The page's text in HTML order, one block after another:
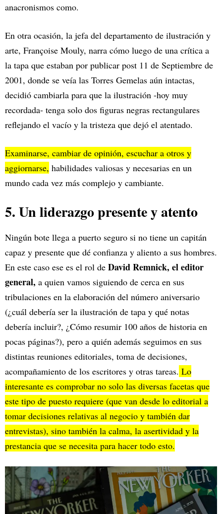
anacronismos como.
En otra ocasión, la jefa del departamento de ilustración y
arte, Françoise Mouly, narra cómo luego de una crítica a
la tapa que estaban por publicar post 11 de Septiembre de
2001, donde se veía las Torres Gemelas aún intactas,
decidió cambiarla para que la ilustración -hoy muy
recordada- tenga solo dos figuras negras rectangulares
reflejando el vacío y la tristeza que dejó el atentado.
Examinarse, cambiar de opinión, escuchar a otros y
aggiornarse, habilidades valiosas y necesarias en un
mundo cada vez más complejo y cambiante.
5. Un liderazgo presente y atento
Ningún bote llega a puerto seguro si no tiene un capitán
capaz y presente que dé confianza y aliento a sus hombres.
En este caso ese es el rol de David Remnick, el editor
general, a quien vamos siguiendo de cerca en sus
tribulaciones en la elaboración del número aniversario
(¿cuál debería ser la ilustración de tapa y qué notas
debería incluir?, ¿Cómo resumir 100 años de historia en
pocas páginas?), pero a quién además seguimos en sus
distintas reuniones editoriales, toma de decisiones,
acompañamiento de los escritores y otras tareas. Lo
interesante es comprobar no solo las diversas facetas que
este tipo de puesto requiere (que van desde lo editorial a
tomar decisiones relativas al negocio y también dar
entrevistas), sino también la calma, la asertividad y la
prestancia que se necesita para hacer todo esto.